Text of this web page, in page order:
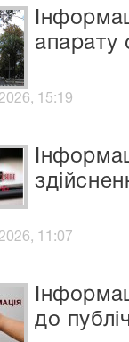
апарату
15:19
11:07
до